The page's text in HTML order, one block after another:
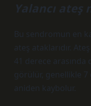
Yalancı ateş
Bu sendromun en
ateş ataklarıdır.
41 derece arasında
görülür, genellikle
aniden kaybolur.